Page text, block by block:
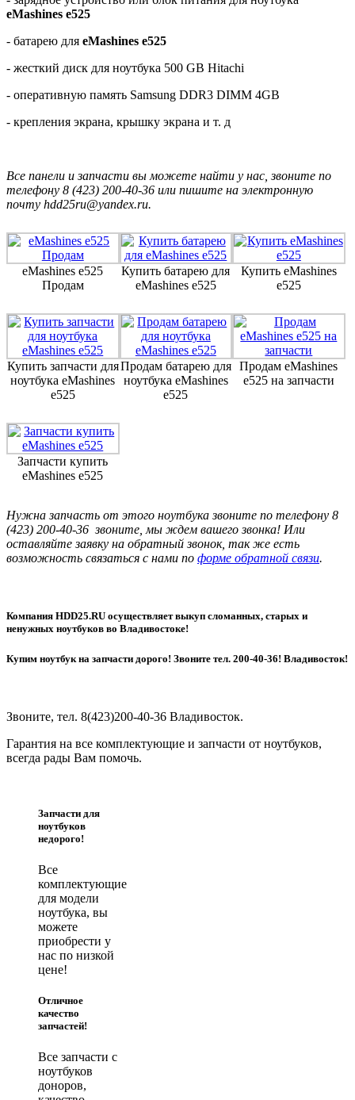
eMashines e525
- батарею для eMashines e525
- жесткий диск для ноутбука 500 GB Hitachi
- оперативную память Samsung DDR3 DIMM 4GB
- крепления экрана, крышку экрана и т. д
Все панели и запчасти вы можете найти у нас, звоните по
телефону 8 (423) 200-40-36 или пишите на электронную
почту hdd25ru@yandex.ru.
eMashines e525
Продам
Купить батарею для
eMashines e525
Купить eMashines
e525
Купить запчасти для
ноутбука eMashines
e525
Продам батарею для
ноутбука eMashines
e525
Продам eMashines
e525 на запчасти
Запчасти купить
eMashines e525
Нужна запчасть от этого ноутбука звоните по телефону 8
(423) 200-40-36 звоните, мы ждем вашего звонка! Или
оставляйте заявку на обратный звонок, так же есть
возможность связаться с нами по форме обратной связи.
Компания HDD25.RU осуществляет выкуп сломанных, старых и
ненужных ноутбуков во Владивостоке!
Купим ноутбук на запчасти дорого! Звоните тел. 200-40-36! Владивосток!
Звоните, тел. 8(423)200-40-36 Владивосток.
Гарантия на все комплектующие и запчасти от ноутбуков,
всегда рады Вам помочь.
Запчасти для
ноутбуков
недорого!
Все
комплектующие
для модели
ноутбука, вы
можете
приобрести у
нас по низкой
цене!
Отличное
качество
запчастей!
Все запчасти с
ноутбуков
доноров,